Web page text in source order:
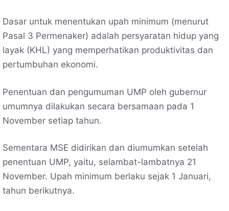
Dasar untuk menentukan upah minimum (menurut
Pasal 3 Permenaker) adalah persyaratan hidup yang
layak (KHL) yang memperhatikan produktivitas dan
pertumbuhan ekonomi.
Penentuan dan pengumuman UMP oleh gubernur
umumnya dilakukan secara bersamaan pada 1
November setiap tahun.
Sementara MSE didirikan dan diumumkan setelah
penentuan UMP, yaitu, selambat-lambatnya 21
November. Upah minimum berlaku sejak 1 Januari,
tahun berikutnya.